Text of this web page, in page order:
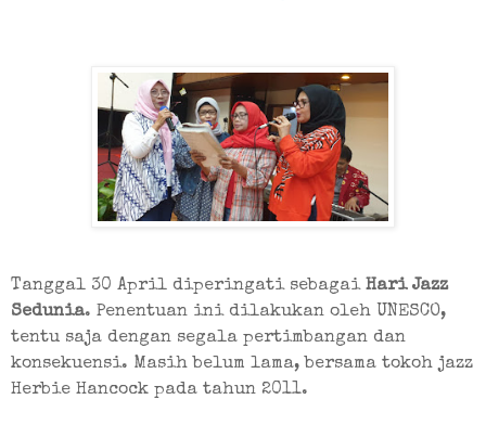
Tanggal 30 April diperingati sebagai Hari Jazz
Sedunia. Penentuan ini dilakukan oleh UNESCO,
tentu saja dengan segala pertimbangan dan
konsekuensi. Masih belum lama, bersama tokoh jazz
Herbie Hancock pada tahun 2011.